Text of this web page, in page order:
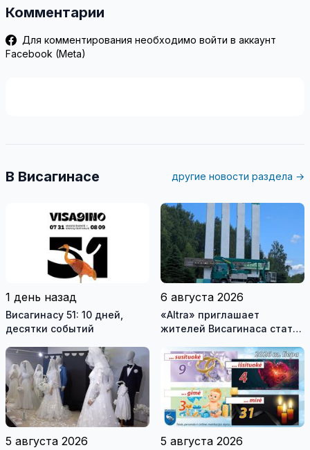
Комментарии
Для комментирования необходимо войти в аккаунт
Facebook (Meta)
В Висагинасе другие новости раздела →
1 день назад
Висагинасу 51: 10 дней,
десятки событий
6 августа 2026
«Altra» приглашает
жителей Висагинаса стать
обновлённой стелы
5 августа 2026 5 августа 2026